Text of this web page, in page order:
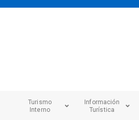
Turismo
Interno
Información
Turística